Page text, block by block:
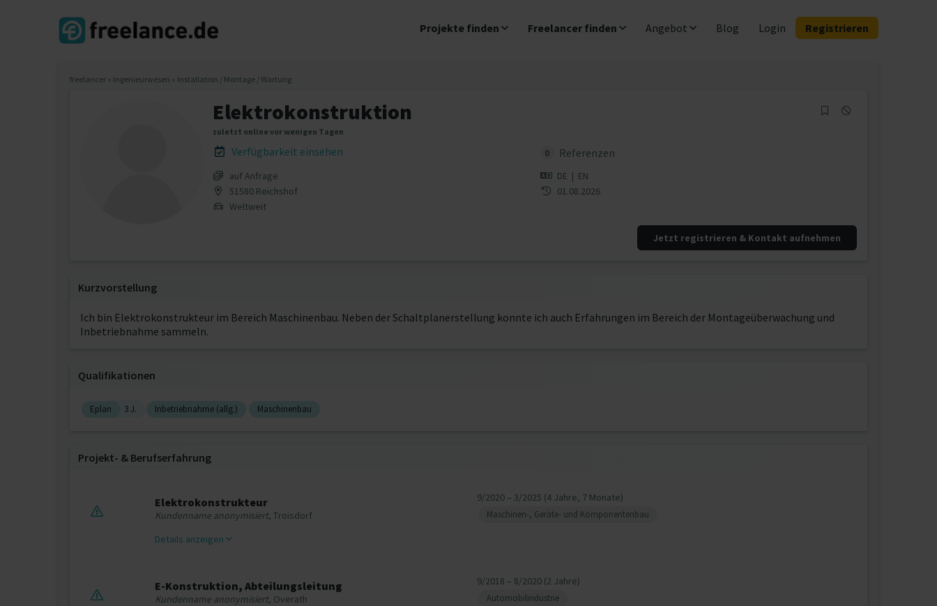
Projekte finden Freelancer finden Angebot Blog Login Registrieren
freelancer » Ingenieurwesen » Installation / Montage / Wartung
Elektrokonstruktion
zuletzt online vor wenigen Tagen
Verfügbarkeit einsehen 0 Referenzen
auf Anfrage
51580 Reichshof
Weltweit
DE | EN
01.08.2026
Jetzt registrieren & Kontakt aufnehmen
Kurzvorstellung
Ich bin Elektrokonstrukteur im Bereich Maschinenbau. Neben der Schaltplanerstellung konnte ich auch Erfahrungen im Bereich der Montageüberwachung und
Inbetriebnahme sammeln.
Qualifikationen
Eplan 3 J. Inbetriebnahme (allg.) Maschinenbau
Projekt‐ & Berufserfahrung
Elektrokonstrukteur
Kundenname anonymisiert, Troisdorf
9/2020 – 3/2025 (4 Jahre, 7 Monate)
Maschinen-, Geräte- und Komponentenbau
Details anzeigen
E-Konstruktion, Abteilungsleitung
Kundenname anonymisiert, Overath
9/2018 – 8/2020 (2 Jahre)
Automobilindustrie